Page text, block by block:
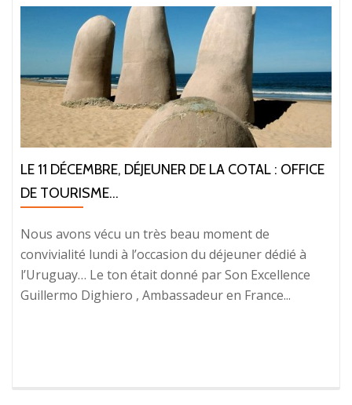
LE 11 DÉCEMBRE, DÉJEUNER DE LA COTAL : OFFICE
DE TOURISME...
Nous avons vécu un très beau moment de
convivialité lundi à l’occasion du déjeuner dédié à
l’Uruguay… Le ton était donné par Son Excellence
Guillermo Dighiero , Ambassadeur en France...